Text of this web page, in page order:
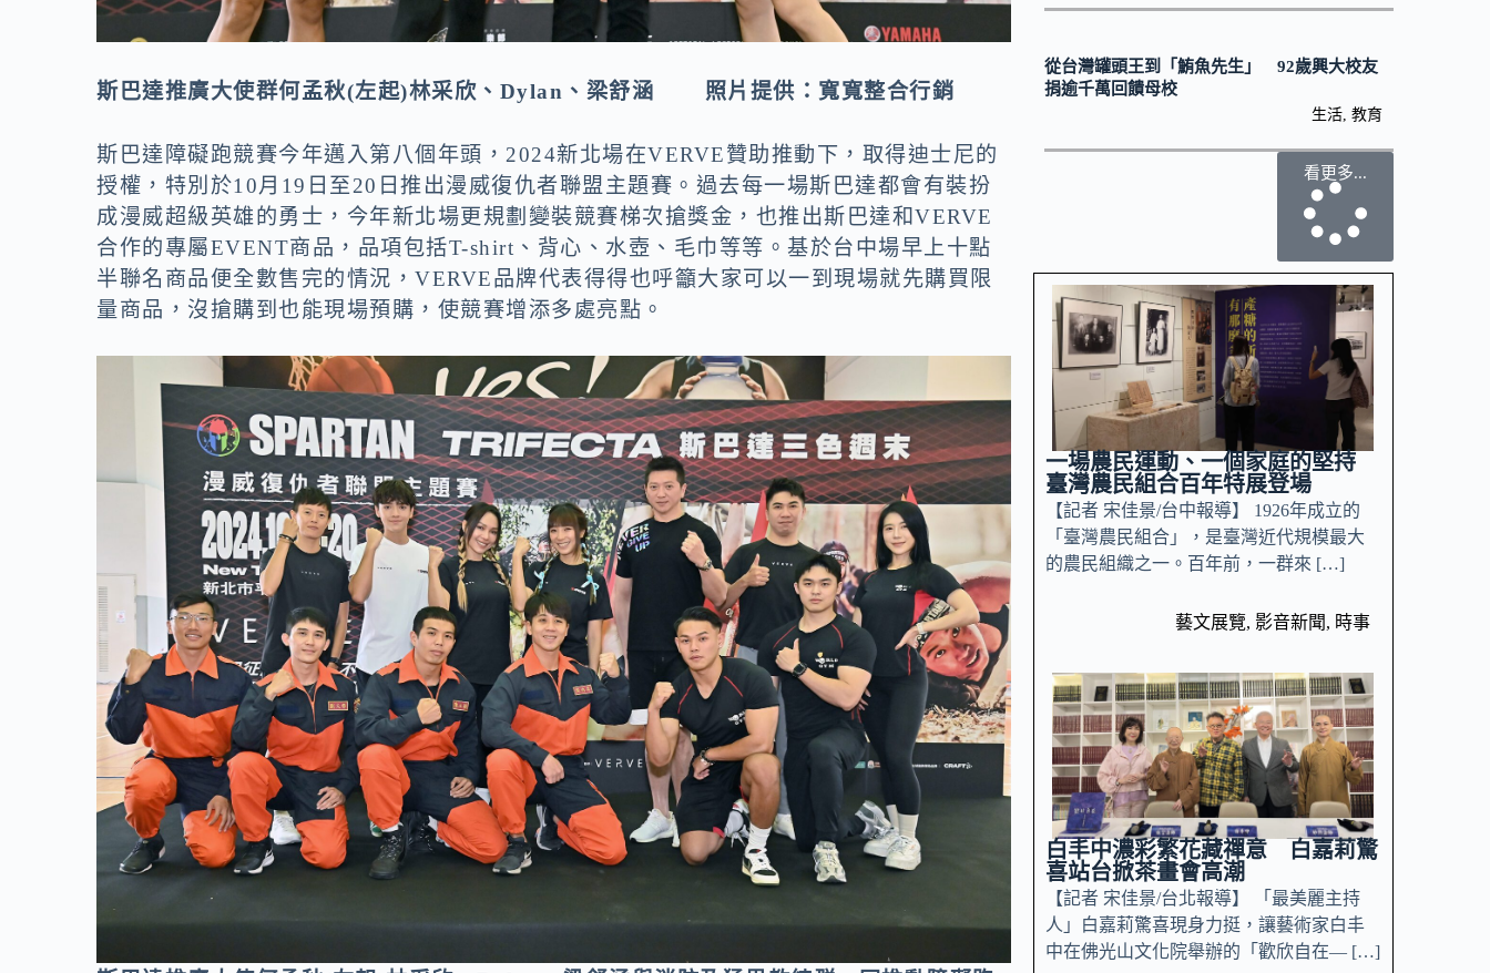
斯巴達推廣大使群何孟秋(左起)林采欣、Dylan、梁舒涵 照片提供：寬寬整合行銷
斯巴達障礙跑競賽今年邁入第八個年頭，2024新北場在VERVE贊助推動下，取得迪士尼的
授權，特別於10月19日至20日推出漫威復仇者聯盟主題賽。過去每一場斯巴達都會有裝扮
成漫威超級英雄的勇士，今年新北場更規劃變裝競賽梯次搶獎金，也推出斯巴達和VERVE
合作的專屬EVENT商品，品項包括T-shirt、背心、水壺、毛巾等等。基於台中場早上十點
半聯名商品便全數售完的情況，VERVE品牌代表得得也呼籲大家可以一到現場就先購買限
量商品，沒搶購到也能現場預購 ，使競賽增添多處亮點。
從台灣罐頭王到「鮪魚先生」 92歲興大校友
捐逾千萬回饋母校
生活, 教育
看更多...
一場農民運動、一個家庭的堅持
臺灣農民組合百年特展登場
【記者 宋佳景/台中報導】 1926年成立的
「臺灣農民組合」，是臺灣近代規模最大
的農民組織之一。百年前，一群來 […]
藝文展覽, 影音新聞, 時事
白丰中濃彩繁花藏禪意 白嘉莉驚
喜站台掀茶畫會高潮
【記者 宋佳景/台北報導】 「最美麗主持
人」白嘉莉驚喜現身力挺，讓藝術家白丰
中在佛光山文化院舉辦的「歡欣自在— […]